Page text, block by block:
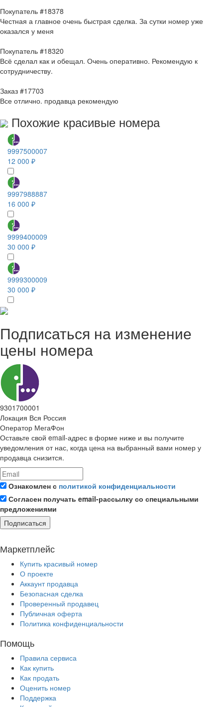
Покупатель #18378
Честная а главное очень быстрая сделка. За сутки номер уже
оказался у меня
Покупатель #18320
Всё сделал как и обещал. Очень оперативно. Рекомендую к
сотрудничеству.
Заказ #17703
Все отлично. продавца рекомендую
Похожие красивые номера
9997500007
12 000 ₽
9997988887
16 000 ₽
9999400009
30 000 ₽
9999300009
30 000 ₽
Подписаться на изменение
цены номера
9301700001
Локация Вся Россия
Оператор МегаФон
Оставьте свой email-адрес в форме ниже и вы получите
уведомления от нас, когда цена на выбранный вами номер у
продавца снизится.
Ознакомлен с политикой конфиденциальности
Согласен получать email-рассылку со специальными
предложениями
Подписаться
Маркетплейс
Купить красивый номер
О проекте
Аккаунт продавца
Безопасная сделка
Проверенный продавец
Публичная оферта
Политика конфиденциальности
Помощь
Правила сервиса
Как купить
Как продать
Оценить номер
Поддержка